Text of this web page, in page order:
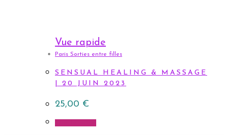
Vue rapide
Paris Sorties entre filles
SENSUAL HEALING & MASSAGE
| 20 JUIN 2023
25,00 €